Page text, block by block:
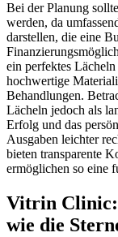
Bei der Planung
werden, da
darstellen, die eine
ein perfektes
hochwertige
Behandlungen.
Lächeln jedoch als
Erfolg und das
Ausgaben leichter
bieten transparente
ermöglichen so eine
Vitrin Clinic:
wie die